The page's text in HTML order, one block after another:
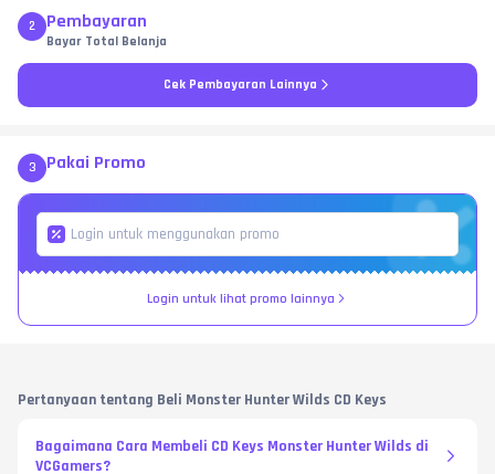
2 Pembayaran
Bayar Total Belanja
Cek Pembayaran Lainnya
3 Pakai Promo
Login untuk lihat promo lainnya
Pertanyaan tentang Beli Monster Hunter Wilds CD Keys
Bagaimana Cara Membeli CD Keys Monster Hunter Wilds di
VCGamers?